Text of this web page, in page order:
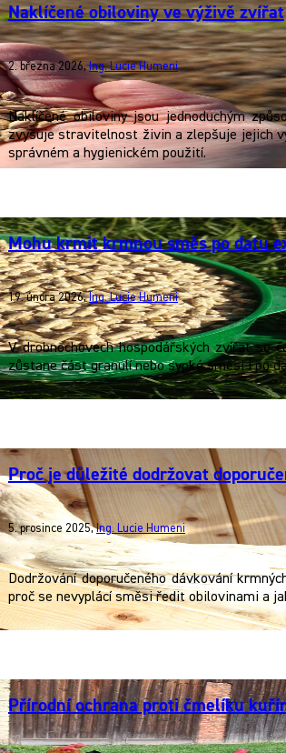
Naklíčené obiloviny ve výživě zvířat
2. března 2026,Ing. Lucie Humeni
Naklíčené obiloviny jsou jednoduchým
zvyšuje stravitelnost živin a zlepšuje jejich
správném a hygienickém použití.
Mohu krmit krmnou směs po datu
19. února 2026,Ing. Lucie Humeni
V drobnochovech hospodářských zvířat se
zůstane část granulí nebo sypké směsi i po
Proč je důležité dodržovat
5. prosince 2025,Ing. Lucie Humeni
Dodržování doporučeného dávkování
proč se nevyplácí směsi ředit obilovinami a
Přírodní ochrana proti čmelíku